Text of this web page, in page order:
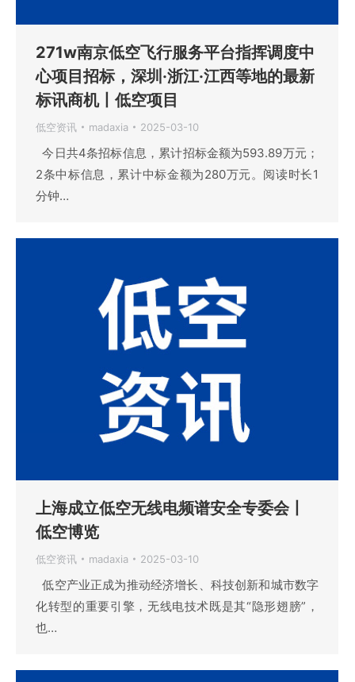
271w南京低空飞行服务平台指挥调度中
心项目招标，深圳·浙江·江西等地的最新
标讯商机丨低空项目
低空资讯 madaxia 2025-03-10
今日共4条招标信息，累计招标金额为593.89万元；
2条中标信息，累计中标金额为280万元。阅读时长1
分钟…
上海成立低空无线电频谱安全专委会丨
低空博览
低空资讯 madaxia 2025-03-10
低空产业正成为推动经济增长、科技创新和城市数字
化转型的重要引擎，无线电技术既是其“隐形翅膀”，
也…